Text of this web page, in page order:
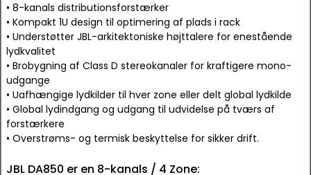
• 8-kanals distributionsforstærker
• Kompakt 1U design til optimering af plads i rack
• Understøtter JBL-arkitektoniske højttalere for enestående
lydkvalitet
• Brobygning af Class D stereokanaler for kraftigere mono-
udgange
• Uafhængige lydkilder til hver zone eller delt global lydkilde
• Global lydindgang og udgang til udvidelse på tværs af
forstærkere
• Overstrøms- og termisk beskyttelse for sikker drift.
JBL DA850 er en 8-kanals / 4 Zone: